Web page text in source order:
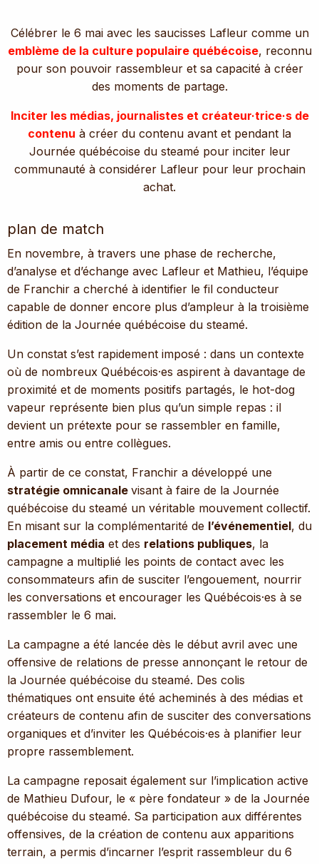
Célébrer le 6 mai avec les saucisses Lafleur comme un
emblème de la culture populaire québécoise, reconnu
pour son pouvoir rassembleur et sa capacité à créer
des moments de partage.
Inciter les médias, journalistes et créateur·trice·s de
contenu à créer du contenu avant et pendant la
Journée québécoise du steamé pour inciter leur
communauté à considérer Lafleur pour leur prochain
achat.
plan de match
En novembre, à travers une phase de recherche,
d’analyse et d’échange avec Lafleur et Mathieu, l’équipe
de Franchir a cherché à identifier le fil conducteur
capable de donner encore plus d’ampleur à la troisième
édition de la Journée québécoise du steamé.
Un constat s’est rapidement imposé : dans un contexte
où de nombreux Québécois·es aspirent à davantage de
proximité et de moments positifs partagés, le hot-dog
vapeur représente bien plus qu’un simple repas : il
devient un prétexte pour se rassembler en famille,
entre amis ou entre collègues.
À partir de ce constat, Franchir a développé une
stratégie omnicanale visant à faire de la Journée
québécoise du steamé un véritable mouvement collectif.
En misant sur la complémentarité de l’événementiel, du
placement média et des relations publiques, la
campagne a multiplié les points de contact avec les
consommateurs afin de susciter l’engouement, nourrir
les conversations et encourager les Québécois·es à se
rassembler le 6 mai.
La campagne a été lancée dès le début avril avec une
offensive de relations de presse annonçant le retour de
la Journée québécoise du steamé. Des colis
thématiques ont ensuite été acheminés à des médias et
créateurs de contenu afin de susciter des conversations
organiques et d’inviter les Québécois·es à planifier leur
propre rassemblement.
La campagne reposait également sur l’implication active
de Mathieu Dufour, le « père fondateur » de la Journée
québécoise du steamé. Sa participation aux différentes
offensives, de la création de contenu aux apparitions
terrain, a permis d’incarner l’esprit rassembleur du 6